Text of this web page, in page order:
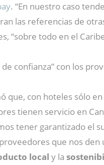
. “En nuestro caso
las referencias de
“sobre todo en el
confianza” con los
que, con hoteles sólo
tienen servicio en
tener garantizado el
que nos
local y la